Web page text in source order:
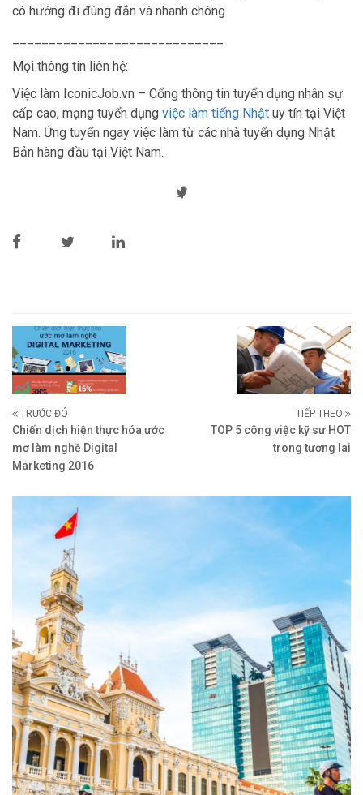
có hướng đi đúng đắn và nhanh chóng.
Mọi thông tin liên hệ:
Việc làm IconicJob.vn – Cổng thông tin tuyển dụng nhân sự
cấp cao, mạng tuyển dụng việc làm tiếng Nhật uy tín tại Việt
Nam. Ứng tuyển ngay việc làm từ các nhà tuyển dụng Nhật
Bản hàng đầu tại Việt Nam.
TRƯỚC ĐÓ
Chiến dịch hiện thực hóa ước
mơ làm nghề Digital
Marketing 2016
TIẾP THEO
TOP 5 công việc kỹ sư HOT
trong tương lai